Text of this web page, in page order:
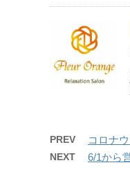
PREV コロナ
NEXT 6/1から